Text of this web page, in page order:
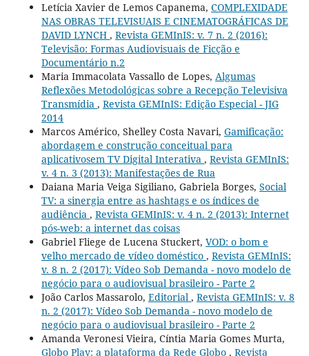
Letícia Xavier de Lemos Capanema, COMPLEXIDADE
NAS OBRAS TELEVISUAIS E CINEMATOGRÁFICAS DE
DAVID LYNCH , Revista GEMInIS: v. 7 n. 2 (2016):
Televisão: Formas Audiovisuais de Ficção e
Documentário n.2
Maria Immacolata Vassallo de Lopes, Algumas
Reflexões Metodológicas sobre a Recepção Televisiva
Transmídia , Revista GEMInIS: Edição Especial - JIG
2014
Marcos Américo, Shelley Costa Navari, Gamificação:
abordagem e construção conceitual para
aplicativosem TV Digital Interativa , Revista GEMInIS:
v. 4 n. 3 (2013): Manifestações de Rua
Daiana Maria Veiga Sigiliano, Gabriela Borges, Social
TV: a sinergia entre as hashtags e os índices de
audiência , Revista GEMInIS: v. 4 n. 2 (2013): Internet
pós-web: a internet das coisas
Gabriel Fliege de Lucena Stuckert, VOD: o bom e
velho mercado de vídeo doméstico , Revista GEMInIS:
v. 8 n. 2 (2017): Vídeo Sob Demanda - novo modelo de
negócio para o audiovisual brasileiro - Parte 2
João Carlos Massarolo, Editorial , Revista GEMInIS: v. 8
n. 2 (2017): Vídeo Sob Demanda - novo modelo de
negócio para o audiovisual brasileiro - Parte 2
Amanda Veronesi Vieira, Cíntia Maria Gomes Murta,
Globo Play: a plataforma da Rede Globo , Revista